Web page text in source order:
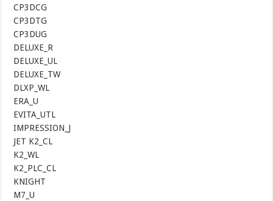
CP3DCG
CP3DTG
CP3DUG
DELUXE_R
DELUXE_UL
DELUXE_TW
DLXP_WL
ERA_U
EVITA_UTL
IMPRESSION_J
JET K2_CL
K2_WL
K2_PLC_CL
KNIGHT
M7_U